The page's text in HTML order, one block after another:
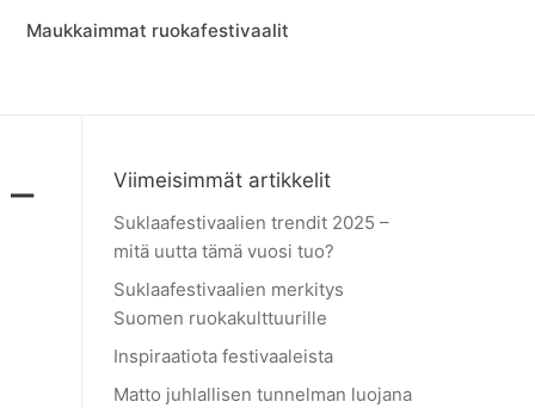
Maukkaimmat ruokafestivaalit
Viimeisimmät artikkelit
Suklaafestivaalien trendit 2025 –
mitä uutta tämä vuosi tuo?
Suklaafestivaalien merkitys
Suomen ruokakulttuurille
Inspiraatiota festivaaleista
Matto juhlallisen tunnelman luojana